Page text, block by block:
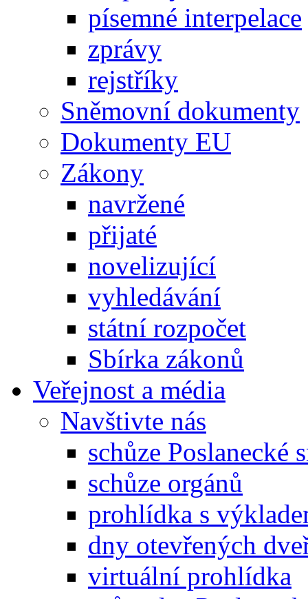
písemné interpelace
zprávy
rejstříky
Sněmovní dokumenty
Dokumenty EU
Zákony
navržené
přijaté
novelizující
vyhledávání
státní rozpočet
Sbírka zákonů
Veřejnost a média
Navštivte nás
schůze Poslanecké
schůze orgánů
prohlídka s
dny otevřených
virtuální prohlídka